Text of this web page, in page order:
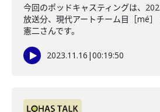
今回のポッドキャスティングは、
放送分、現代アートチーム目［mé］
憲二さんです。
2023.11.16 |00:19:50